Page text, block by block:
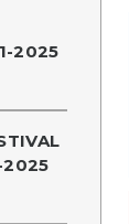
2025
2025